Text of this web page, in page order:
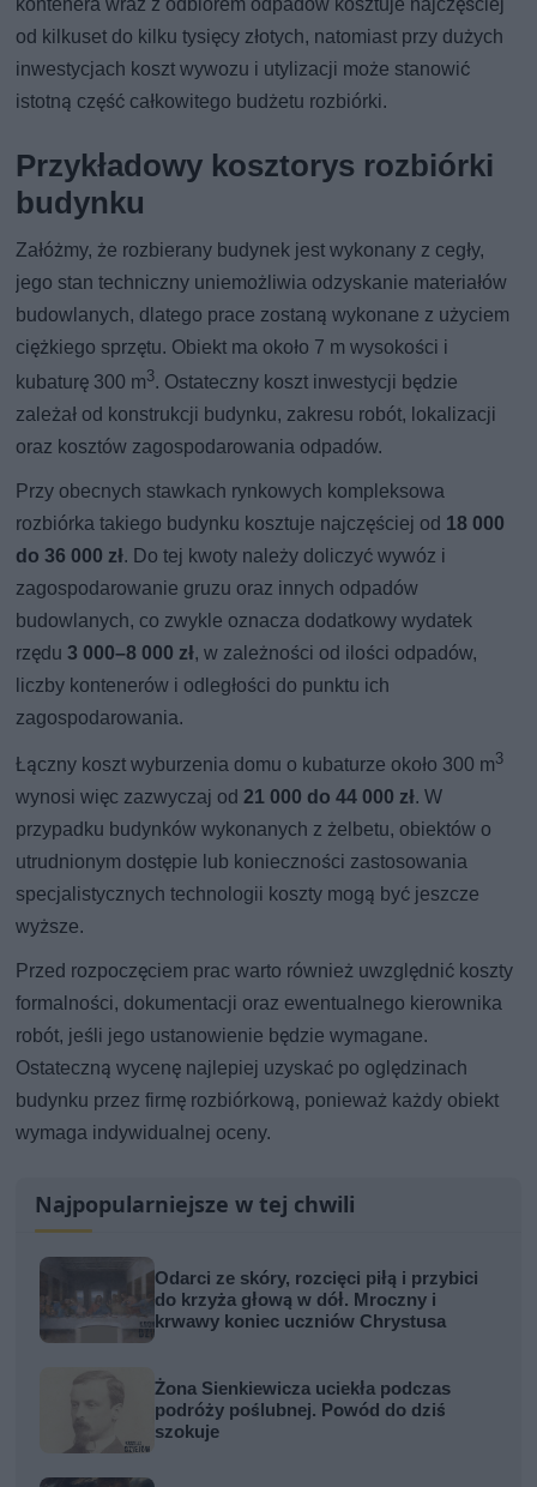
od kilkuset do kilku tysięcy złotych, natomiast przy dużych
inwestycjach koszt wywozu i utylizacji może stanowić
istotną część całkowitego budżetu rozbiórki.
Przykładowy kosztorys rozbiórki
budynku
Załóżmy, że rozbierany budynek jest wykonany z cegły,
jego stan techniczny uniemożliwia odzyskanie materiałów
budowlanych, dlatego prace zostaną wykonane z użyciem
ciężkiego sprzętu. Obiekt ma około 7 m wysokości i
kubaturę 300 m3. Ostateczny koszt inwestycji będzie
zależał od konstrukcji budynku, zakresu robót, lokalizacji
oraz kosztów zagospodarowania odpadów.
Przy obecnych stawkach rynkowych kompleksowa
rozbiórka takiego budynku kosztuje najczęściej od 18 000
do 36 000 zł. Do tej kwoty należy doliczyć wywóz i
zagospodarowanie gruzu oraz innych odpadów
budowlanych, co zwykle oznacza dodatkowy wydatek
rzędu3 000–8 000 zł, w zależności od ilości odpadów,
liczby kontenerów i odległości do punktu ich
zagospodarowania.
Łączny koszt wyburzenia domu o kubaturze około 300 m3
wynosi więc zazwyczaj od21 000 do 44 000 zł. W
przypadku budynków wykonanych z żelbetu, obiektów o
utrudnionym dostępie lub konieczności zastosowania
specjalistycznych technologii koszty mogą być jeszcze
wyższe.
Przed rozpoczęciem prac warto również uwzględnić koszty
formalności, dokumentacji oraz ewentualnego kierownika
robót, jeśli jego ustanowienie będzie wymagane.
Ostateczną wycenę najlepiej uzyskać po oględzinach
budynku przez firmę rozbiórkową, ponieważ każdy obiekt
wymaga indywidualnej oceny.
Najpopularniejsze w tej chwili
Odarci ze skóry, rozcięci piłą i przybici
do krzyża głową w dół. Mroczny i
krwawy koniec uczniów Chrystusa
Żona Sienkiewicza uciekła podczas
podróży poślubnej. Powód do dziś
szokuje